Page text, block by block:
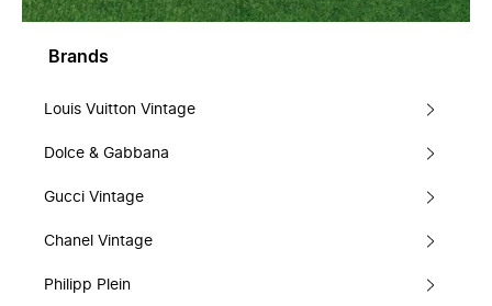
Brands
Louis Vuitton Vintage
Dolce & Gabbana
Gucci Vintage
Chanel Vintage
Philipp Plein